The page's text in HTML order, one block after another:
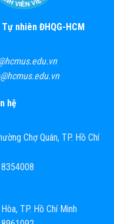
nhiên ĐHQG-HCM
hệ
Chợ Quán, TP. Hồ Chí
TP. Hồ Chí Minh